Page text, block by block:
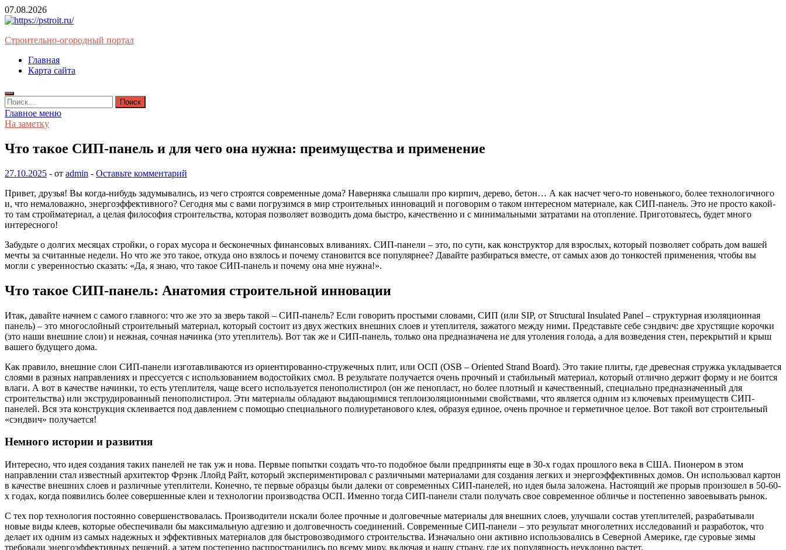
Перейти
к
07.08.2026
Строительно-огородный портал
Главная
Карта сайта
Найти:
Главное меню
На заметку
Что такое СИП-панель и для чего она нужна: преимущества и применение
27.10.2025 - от admin - Оставьте комментарий
Привет, друзья! Вы когда-нибудь задумывались, из чего строятся современные дома? Наверняка слышали про кирпич, дерево, бетон… А как насчет чего-то новенького, более технологичного
и, что немаловажно, энергоэффективного? Сегодня мы с вами погрузимся в мир строительных инноваций и поговорим о таком интересном материале, как СИП-панель. Это не просто какой-
то там стройматериал, а целая философия строительства, которая позволяет возводить дома быстро, качественно и с минимальными затратами на отопление. Приготовьтесь, будет много
интересного!
Забудьте о долгих месяцах стройки, о горах мусора и бесконечных финансовых вливаниях. СИП-панели – это, по сути, как конструктор для взрослых, который позволяет собрать дом вашей
мечты за считанные недели. Но что же это такое, откуда оно взялось и почему становится все популярнее? Давайте разбираться вместе, от самых азов до тонкостей применения, чтобы вы
могли с уверенностью сказать: «Да, я знаю, что такое СИП-панель и почему она мне нужна!».
Что такое СИП-панель: Анатомия строительной инновации
Итак, давайте начнем с самого главного: что же это за зверь такой – СИП-панель? Если говорить простыми словами, СИП (или SIP, от Structural Insulated Panel – структурная изоляционная
панель) – это многослойный строительный материал, который состоит из двух жестких внешних слоев и утеплителя, зажатого между ними. Представьте себе сэндвич: две хрустящие корочки
(это наши внешние слои) и нежная, сочная начинка (это утеплитель). Вот так же и СИП-панель, только она предназначена не для утоления голода, а для возведения стен, перекрытий и крыш
вашего будущего дома.
Как правило, внешние слои СИП-панели изготавливаются из ориентированно-стружечных плит, или ОСП (OSB – Oriented Strand Board). Это такие плиты, где древесная стружка укладывается
слоями в разных направлениях и прессуется с использованием водостойких смол. В результате получается очень прочный и стабильный материал, который отлично держит форму и не боится
влаги. А вот в качестве начинки, то есть утеплителя, чаще всего используется пенополистирол (он же пенопласт, но более плотный и качественный, специально предназначенный для
строительства) или экструдированный пенополистирол. Эти материалы обладают выдающимися теплоизоляционными свойствами, что является одним из ключевых преимуществ СИП-
панелей. Вся эта конструкция склеивается под давлением с помощью специального полиуретанового клея, образуя единое, очень прочное и герметичное целое. Вот такой вот строительный
«сэндвич» получается!
Немного истории и развития
Интересно, что идея создания таких панелей не так уж и нова. Первые попытки создать что-то подобное были предприняты еще в 30-х годах прошлого века в США. Пионером в этом
направлении стал известный архитектор Фрэнк Ллойд Райт, который экспериментировал с различными материалами для создания легких и энергоэффективных домов. Он использовал картон
в качестве внешних слоев и различные утеплители. Конечно, те первые образцы были далеки от современных СИП-панелей, но идея была заложена. Настоящий же прорыв произошел в 50-60-
х годах, когда появились более совершенные клеи и технологии производства ОСП. Именно тогда СИП-панели стали получать свое современное обличье и постепенно завоевывать рынок.
С тех пор технология постоянно совершенствовалась. Производители искали более прочные и долговечные материалы для внешних слоев, улучшали состав утеплителей, разрабатывали
новые виды клеев, которые обеспечивали бы максимальную адгезию и долговечность соединений. Современные СИП-панели – это результат многолетних исследований и разработок, что
делает их одним из самых надежных и эффективных материалов для быстровозводимого строительства. Изначально они активно использовались в Северной Америке, где суровые зимы
требовали энергоэффективных решений, а затем постепенно распространились по всему миру, включая и нашу страну, где их популярность неуклонно растет.